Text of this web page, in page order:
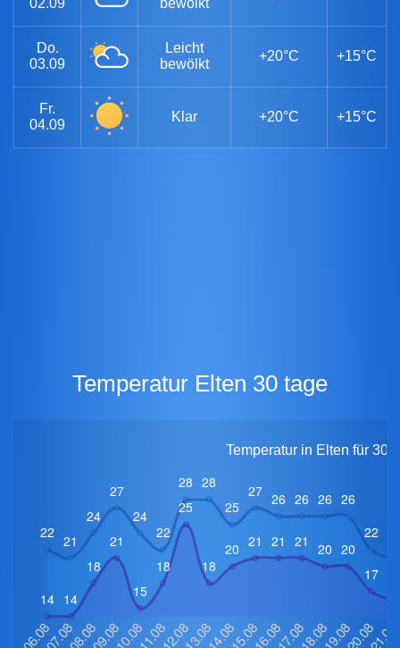
Do.
03.09
Leicht
bewölkt
+20°C +15°C
Fr.
04.09
Klar +20°C +15°C
Temperatur Elten 30 tage
Temperatur in Elten für 30